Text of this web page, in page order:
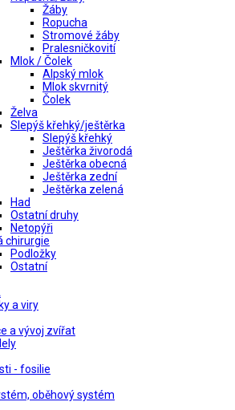
Žáby
Ropucha
Stromové žáby
Pralesničkovití
Mlok / Čolek
Alpský mlok
Mlok skvrnitý
Čolek
Želva
Slepýš křehký/ještěrka
Slepýš křehký
Ještěrka živorodá
Ještěrka obecná
Ještěrka zední
Ještěrka zelená
Had
Ostatní druhy
Netopýři
chirurgie
Podložky
Ostatní
a viry
a vývoj zvířat
- fosilie
oběhový systém